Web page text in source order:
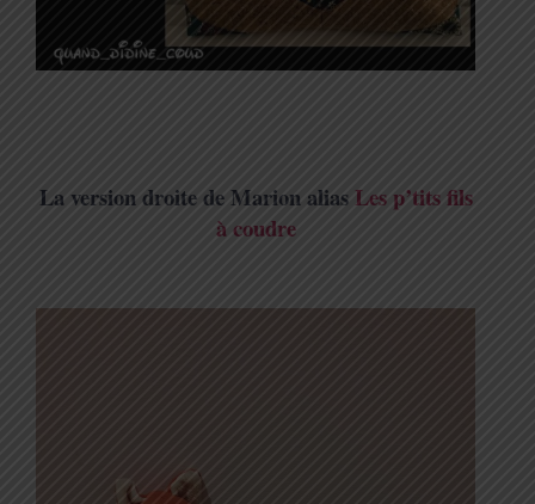
La version droite de Marion aliasLes p’tits fils
à coudre